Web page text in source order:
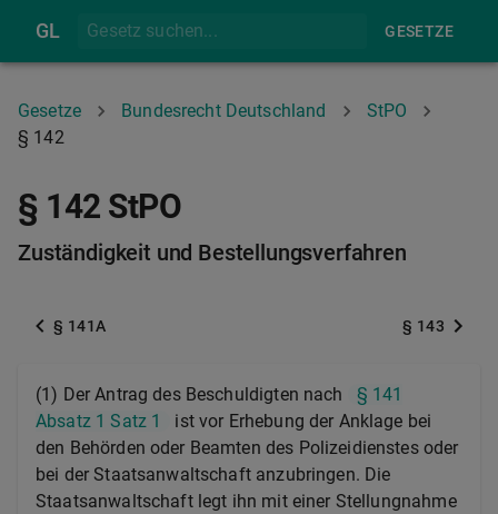
GL GESETZE
Gesetze Bundesrecht Deutschland
StPO
§ 142
§ 142 StPO
Zuständigkeit und Bestellungsverfahren
§ 141A § 143
(1) Der Antrag des Beschuldigten nach
§ 141
Absatz 1 Satz 1
ist vor Erhebung der Anklage bei
den Behörden oder Beamten des Polizeidienstes oder
bei der Staatsanwaltschaft anzubringen. Die
Staatsanwaltschaft legt ihn mit einer Stellungnahme